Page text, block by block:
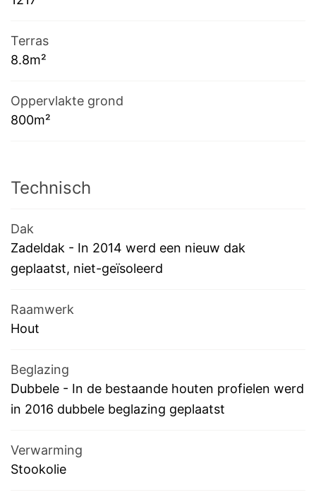
Terras
8.8m²
Oppervlakte grond
800m²
Technisch
Dak
Zadeldak - In 2014 werd een nieuw dak
geplaatst, niet-geïsoleerd
Raamwerk
Hout
Beglazing
Dubbele - In de bestaande houten profielen werd
in 2016 dubbele beglazing geplaatst
Verwarming
Stookolie